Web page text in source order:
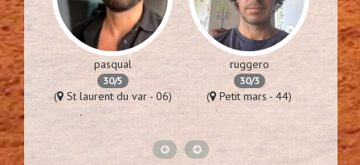
- 94)
pasqual
30/5
( St laurent du var - 06)
ruggero
30/3
( Petit mars - 44) (